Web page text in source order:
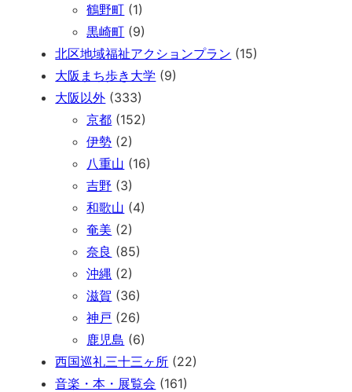
鶴野町 (1)
黒崎町 (9)
北区地域福祉アクションプラン (15)
大阪まち歩き大学 (9)
大阪以外 (333)
京都 (152)
伊勢 (2)
八重山 (16)
吉野 (3)
和歌山 (4)
奄美 (2)
奈良 (85)
沖縄 (2)
滋賀 (36)
神戸 (26)
鹿児島 (6)
西国巡礼三十三ヶ所 (22)
音楽・本・展覧会 (161)